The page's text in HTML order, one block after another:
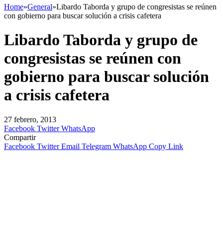
Home»General»Libardo Taborda y grupo de congresistas se reúnen
con gobierno para buscar solución a crisis cafetera
Libardo Taborda y grupo de
congresistas se reúnen con
gobierno para buscar solución
a crisis cafetera
27 febrero, 2013
Facebook Twitter WhatsApp
Compartir
Facebook Twitter Email Telegram WhatsApp Copy Link